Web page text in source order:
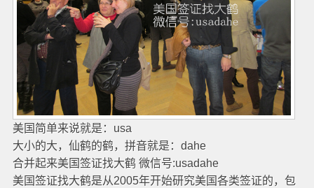
美国简单来说就是：usa
大小的大，仙鹤的鹤，拼音就是：dahe
合并起来美国签证找大鹤 微信号:usadahe
美国签证找大鹤是从2005年开始研究美国各类签证的，包